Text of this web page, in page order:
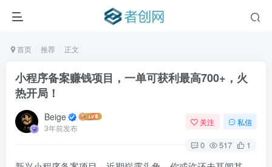
首页 推荐 正文
小程序备案赚钱项目，一单可获利最高700+，火
热开局！
Beige
3年前发布
关注 私信
0 517 1